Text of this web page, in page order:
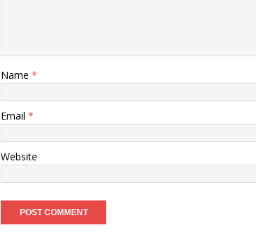
Name *
Email *
Website